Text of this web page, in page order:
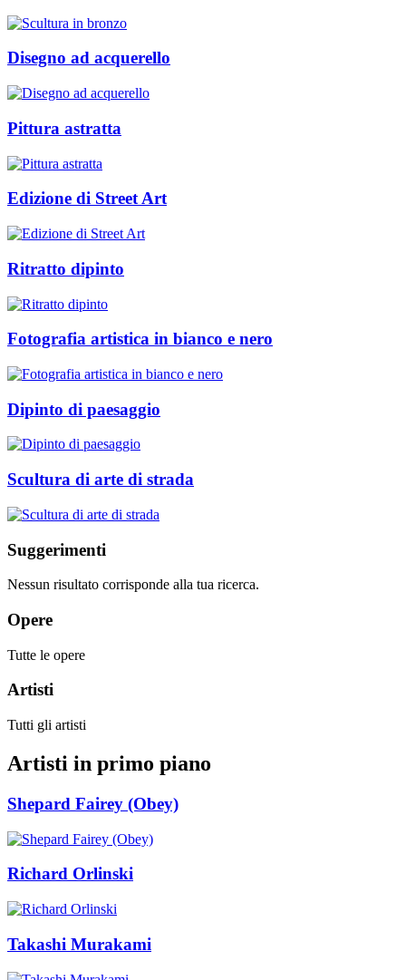
Disegno ad acquerello
Pittura astratta
Edizione di Street Art
Ritratto dipinto
Fotografia artistica in bianco e nero
Dipinto di paesaggio
Scultura di arte di strada
Suggerimenti
Nessun risultato corrisponde alla tua ricerca.
Opere
Tutte le opere
Artisti
Tutti gli artisti
Artisti in primo piano
Shepard Fairey (Obey)
Richard Orlinski
Takashi Murakami